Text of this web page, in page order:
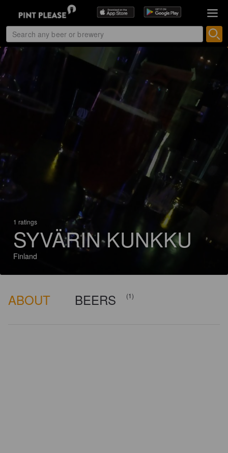
1 ratings
SYVÄRIN KUNKKU
Finland
ABOUT BEERS (1)